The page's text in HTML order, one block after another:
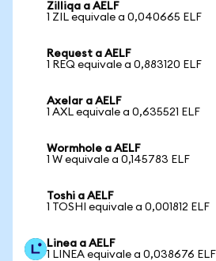
Zilliqa a AELF
1 ZIL equivale a 0,040665 ELF
Request a AELF
1 REQ equivale a 0,883120 ELF
Axelar a AELF
1 AXL equivale a 0,635521 ELF
Wormhole a AELF
1 W equivale a 0,145783 ELF
Toshi a AELF
1 TOSHI equivale a 0,001812 ELF
Linea a AELF
1 LINEA equivale a 0,038676 ELF